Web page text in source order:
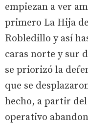
empiezan a ver
primero La Hija
Robledillo y así
caras norte y sur
se priorizó la
que se
hecho, a partir
operativo